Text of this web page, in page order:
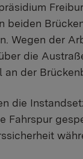
beiden
Wegen der
die
an der
die
Fahrspur